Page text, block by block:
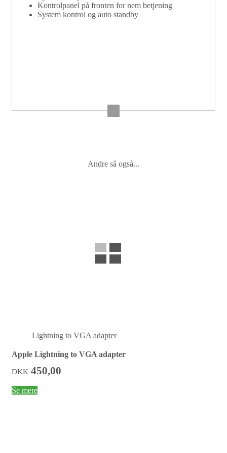
Kontrolpanel på fronten for nem betjening
System kontrol og auto standby
Andre så også...
Lightning to VGA adapter
Apple Lightning to VGA adapter
DKK 450,00
Se mere